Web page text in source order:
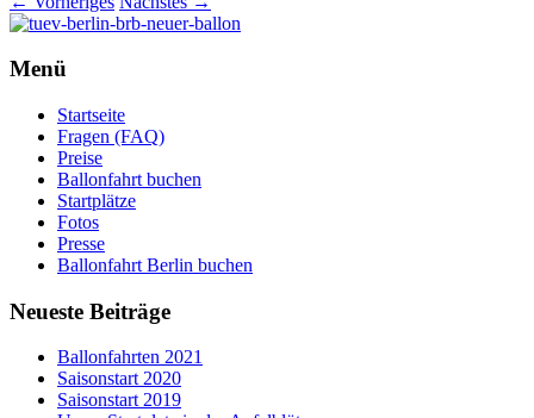
Menü
Startseite
Fragen (FAQ)
Preise
Ballonfahrt buchen
Startplätze
Fotos
Presse
Ballonfahrt Berlin buchen
Neueste Beiträge
Ballonfahrten 2021
Saisonstart 2020
Saisonstart 2019